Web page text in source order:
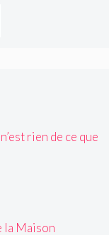
rien de ce que
la Maison